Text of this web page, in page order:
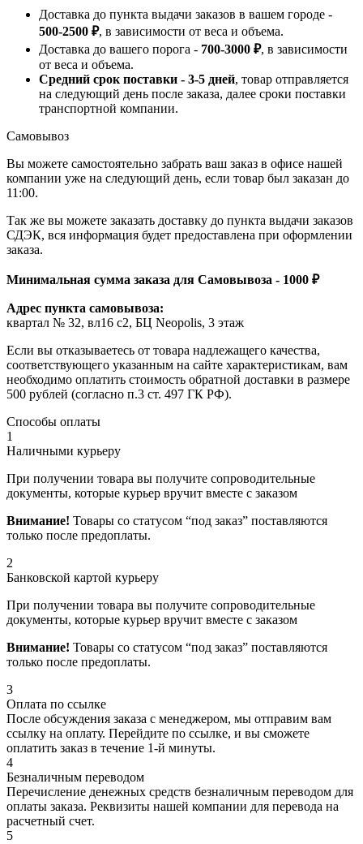
Доставка до пункта выдачи заказов в вашем городе -
500-2500 ₽, в зависимости от веса и объема.
Доставка до вашего порога - 700-3000 ₽, в зависимости
от веса и объема.
Средний срок поставки - 3-5 дней, товар отправляется
на следующий день после заказа, далее сроки поставки
транспортной компании.
Самовывоз
Вы можете самостоятельно забрать ваш заказ в офисе нашей
компании уже на следующий день, если товар был заказан до
11:00.
Так же вы можете заказать доставку до пункта выдачи заказов
СДЭК, вся информация будет предоставлена при оформлении
заказа.
Минимальная сумма заказа для Самовывоза - 1000 ₽
Адрес пункта самовывоза:
квартал № 32, вл16 с2, БЦ Neopolis, 3 этаж
Если вы отказываетесь от товара надлежащего качества,
соответствующего указанным на сайте характеристикам, вам
необходимо оплатить стоимость обратной доставки в размере
500 рублей (согласно п.3 ст. 497 ГК РФ).
Способы оплаты
1
Наличными курьеру
При получении товара вы получите сопроводительные
документы, которые курьер вручит вместе с заказом
Внимание! Товары со статусом “под заказ” поставляются
только после предоплаты.
2
Банковской картой курьеру
При получении товара вы получите сопроводительные
документы, которые курьер вручит вместе с заказом
Внимание! Товары со статусом “под заказ” поставляются
только после предоплаты.
3
Оплата по ссылке
После обсуждения заказа с менеджером, мы отправим вам
ссылку на оплату. Перейдите по ссылке, и вы сможете
оплатить заказ в течение 1-й минуты.
4
Безналичным переводом
Перечисление денежных средств безналичным переводом для
оплаты заказа. Реквизиты нашей компании для перевода на
расчетный счет.
5